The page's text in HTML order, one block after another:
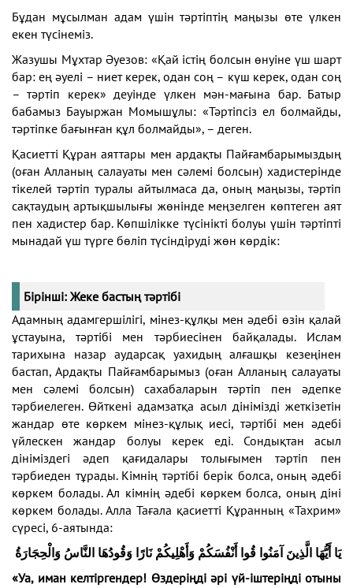
Бұдан мұсылман адам үшін тәртіптің маңызы өте үлкен
екен түсінеміз.
Жазушы Мұхтар Әуезов: «Қай істің болсын өнуіне үш шарт
бар: ең әуелі – ниет керек, одан соң – күш керек, одан соң
– тәртіп керек» деуінде үлкен мән-мағына бар. Батыр
бабамыз Бауыржан Момышұлы: «Тәртіпсіз ел болмайды,
тәртіпке бағынған құл болмайды», – деген.
Қасиетті Құран аяттары мен ардақты Пайғамбарымыздың
(оған Алланың салауаты мен сәлемі болсын) хадистерінде
тікелей тәртіп туралы айтылмаса да, оның маңызы, тәртіп
сақтаудың артықшылығы жөнінде меңзелген көптеген аят
пен хадистер бар. Көпшілікке түсінікті болуы үшін тәртіпті
мынадай үш түрге бөліп түсіндіруді жөн көрдік:
Бірінші: Жеке бастың тәртібі
Адамның адамгершілігі, мінез-құлқы мен әдебі өзін қалай
ұстауына, тәртібі мен тәрбиесінен байқалады. Ислам
тарихына назар аударсақ уахидың алғашқы кезеңінен
бастап, Ардақты Пайғамбарымыз (оған Алланың салауаты
мен сәлемі болсын) сахабаларын тәртіп пен әдепке
тәрбиелеген. Өйткені адамзатқа асыл дінімізді жеткізетін
жандар өте көркем мінез-құлық иесі, тәртібі мен әдебі
үйлескен жандар болуы керек еді. Сондықтан асыл
дініміздегі әдеп қағидалары толығымен тәртіп пен
тәрбиеден тұрады. Кімнің тәртібі берік болса, оның әдебі
көркем болады. Ал кімнің әдебі көркем болса, оның діні
көркем болады. Алла Тағала қасиетті Құранның «Тахрим»
сүресі, 6-аятында:
يَا أَيُّهَا الَّذِينَ آمَنُوا قُوا أَنْفُسَكُمْ وَأَهْلِيكُمْ نَارًا وَقُودُهَا النَّاسُ وَالْحِجَارَةُ
«Уа, иман келтіргендер! Өздеріңді әрі үй-іштеріңді отыны